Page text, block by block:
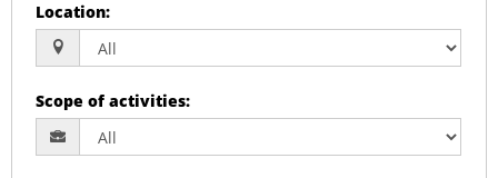
Location:
Scope of activities: